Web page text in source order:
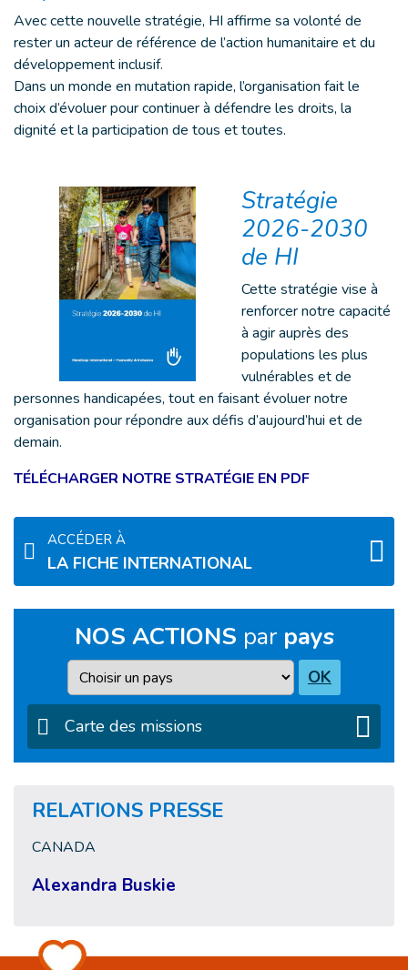
Avec cette nouvelle stratégie, HI affirme sa volonté de
rester un acteur de référence de l’action humanitaire et du
développement inclusif.
Dans un monde en mutation rapide, l’organisation fait le
choix d’évoluer pour continuer à défendre les droits, la
dignité et la participation de tous et toutes.
Stratégie
2026-2030
de HI
Cette stratégie vise à
renforcer notre capacité
à agir auprès des
populations les plus
vulnérables et de
personnes handicapées, tout en faisant évoluer notre
organisation pour répondre aux défis d’aujourd’hui et de
demain.
TÉLÉCHARGER NOTRE STRATÉGIE EN PDF
ACCÉDER À
LA FICHE INTERNATIONAL
NOS ACTIONS par pays
Pays OK
Carte des missions
RELATIONS PRESSE
CANADA
Alexandra Buskie